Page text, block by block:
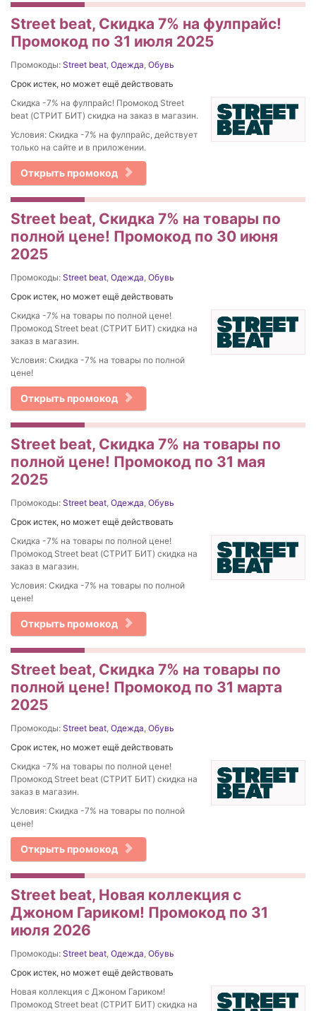
Street beat, Cкидка 7% на фулпрайс!
Промокод по 31 июля 2025
Промокоды: Street beat, Одежда, Обувь
Срок истек, но может ещё действовать
Cкидка -7% на фулпрайс! Промокод Street
beat (СТРИТ БИТ) скидка на заказ в магазин.
Условия: Cкидка -7% на фулпрайс, действует
только на сайте и в приложении.
Открыть промокод
Street beat, Скидка 7% на товары по
полной цене! Промокод по 30 июня
2025
Промокоды: Street beat, Одежда, Обувь
Срок истек, но может ещё действовать
Скидка -7% на товары по полной цене!
Промокод Street beat (СТРИТ БИТ) скидка на
заказ в магазин.
Условия: Скидка -7% на товары по полной
цене!
Открыть промокод
Street beat, Скидка 7% на товары по
полной цене! Промокод по 31 мая
2025
Промокоды: Street beat, Одежда, Обувь
Срок истек, но может ещё действовать
Скидка -7% на товары по полной цене!
Промокод Street beat (СТРИТ БИТ) скидка на
заказ в магазин.
Условия: Скидка -7% на товары по полной
цене!
Открыть промокод
Street beat, Скидка 7% на товары по
полной цене! Промокод по 31 марта
2025
Промокоды: Street beat, Одежда, Обувь
Срок истек, но может ещё действовать
Скидка -7% на товары по полной цене!
Промокод Street beat (СТРИТ БИТ) скидка на
заказ в магазин.
Условия: Скидка -7% на товары по полной
цене!
Открыть промокод
Street beat, Новая коллекция c
Джоном Гариком! Промокод по 31
июля 2026
Промокоды: Street beat, Одежда, Обувь
Срок истек, но может ещё действовать
Новая коллекция c Джоном Гариком!
Промокод Street beat (СТРИТ БИТ) скидка на